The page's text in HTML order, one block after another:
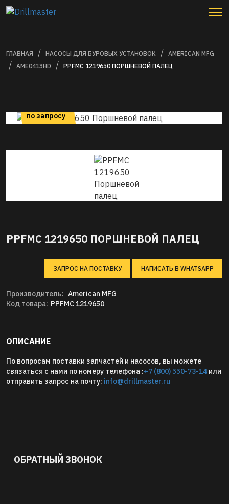
ГЛАВНАЯ НАСОСЫ ДЛЯ БУРОВЫХ УСТАНОВОК
AMERICAN MFG
AME0413HD
PPFMC 1219650 ПОРШНЕВОЙ ПАЛЕЦ
PPFMC 1219650 ПОРШНЕВОЙ ПАЛЕЦ
ЗАПРОС НА ПОСТАВКУ НАПИСАТЬ В WHATSAPP
Производитель: American MFG
Код товара: PPFMC 1219650
ОПИСАНИЕ
По вопросам поставки запчастей и насосов, вы можете
связаться с нами по номеру телефона :+7 (800) 550-73-14 или
отправить запрос на почту: info@drillmaster.ru
по запросу
ОБРАТНЫЙ ЗВОНОК